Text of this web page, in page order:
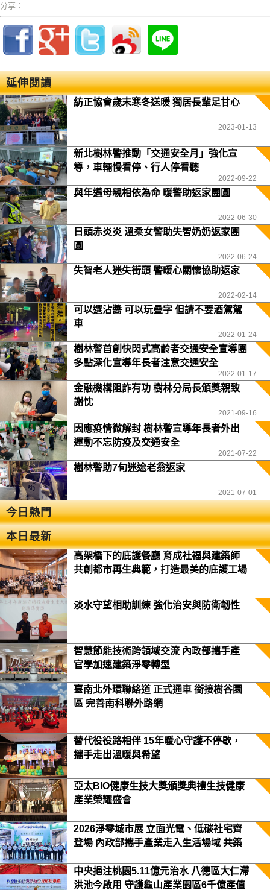
分享：
延伸閱讀
紡正協會歲末寒冬送暖 獨居長輩足甘心
2023-01-13
新北樹林警推動「交通安全月」強化宣
導，車輛慢看停、行人停看聽
2022-09-22
與年邁母親相依為命 暖警助返家團圓
2022-06-30
日頭赤炎炎 溫柔女警助失智奶奶返家團
圓
2022-06-24
失智老人迷失街頭 警暖心關懷協助返家
2022-02-14
可以選沾醬 可以玩疊字 但請不要酒駕駕
車
2022-01-24
樹林警首創快閃式高齡者交通安全宣導團
多點深化宣導年長者注意交通安全
2022-01-17
金融機構阻詐有功 樹林分局長頒獎親致
謝忱
2021-09-16
因應疫情微解封 樹林警宣導年長者外出
運動不忘防疫及交通安全
2021-07-22
樹林警助7旬迷途老翁返家
2021-07-01
今日熱門
本日最新
高架橋下的庇護餐廳 育成社福與建築師
共創都市再生典範，打造最美的庇護工場
淡水守望相助訓練 強化治安與防衛韌性
智慧節能技術跨領域交流 內政部攜手產
官學加速建築淨零轉型
臺南北外環聯絡道 正式通車 銜接樹谷園
區 完善南科聯外路網
替代役役路相伴 15年暖心守護不停歇，
攜手走出溫暖與希望
亞太BIO健康生技大獎頒獎典禮生技健康
產業榮耀盛會
2026淨零城市展 立面光電、低碳社宅齊
登場 內政部攜手產業走入生活場域 共築
中央挹注桃園5.11億元治水 八德區大仁滯
洪池今啟用 守護龜山產業園區6千億產值